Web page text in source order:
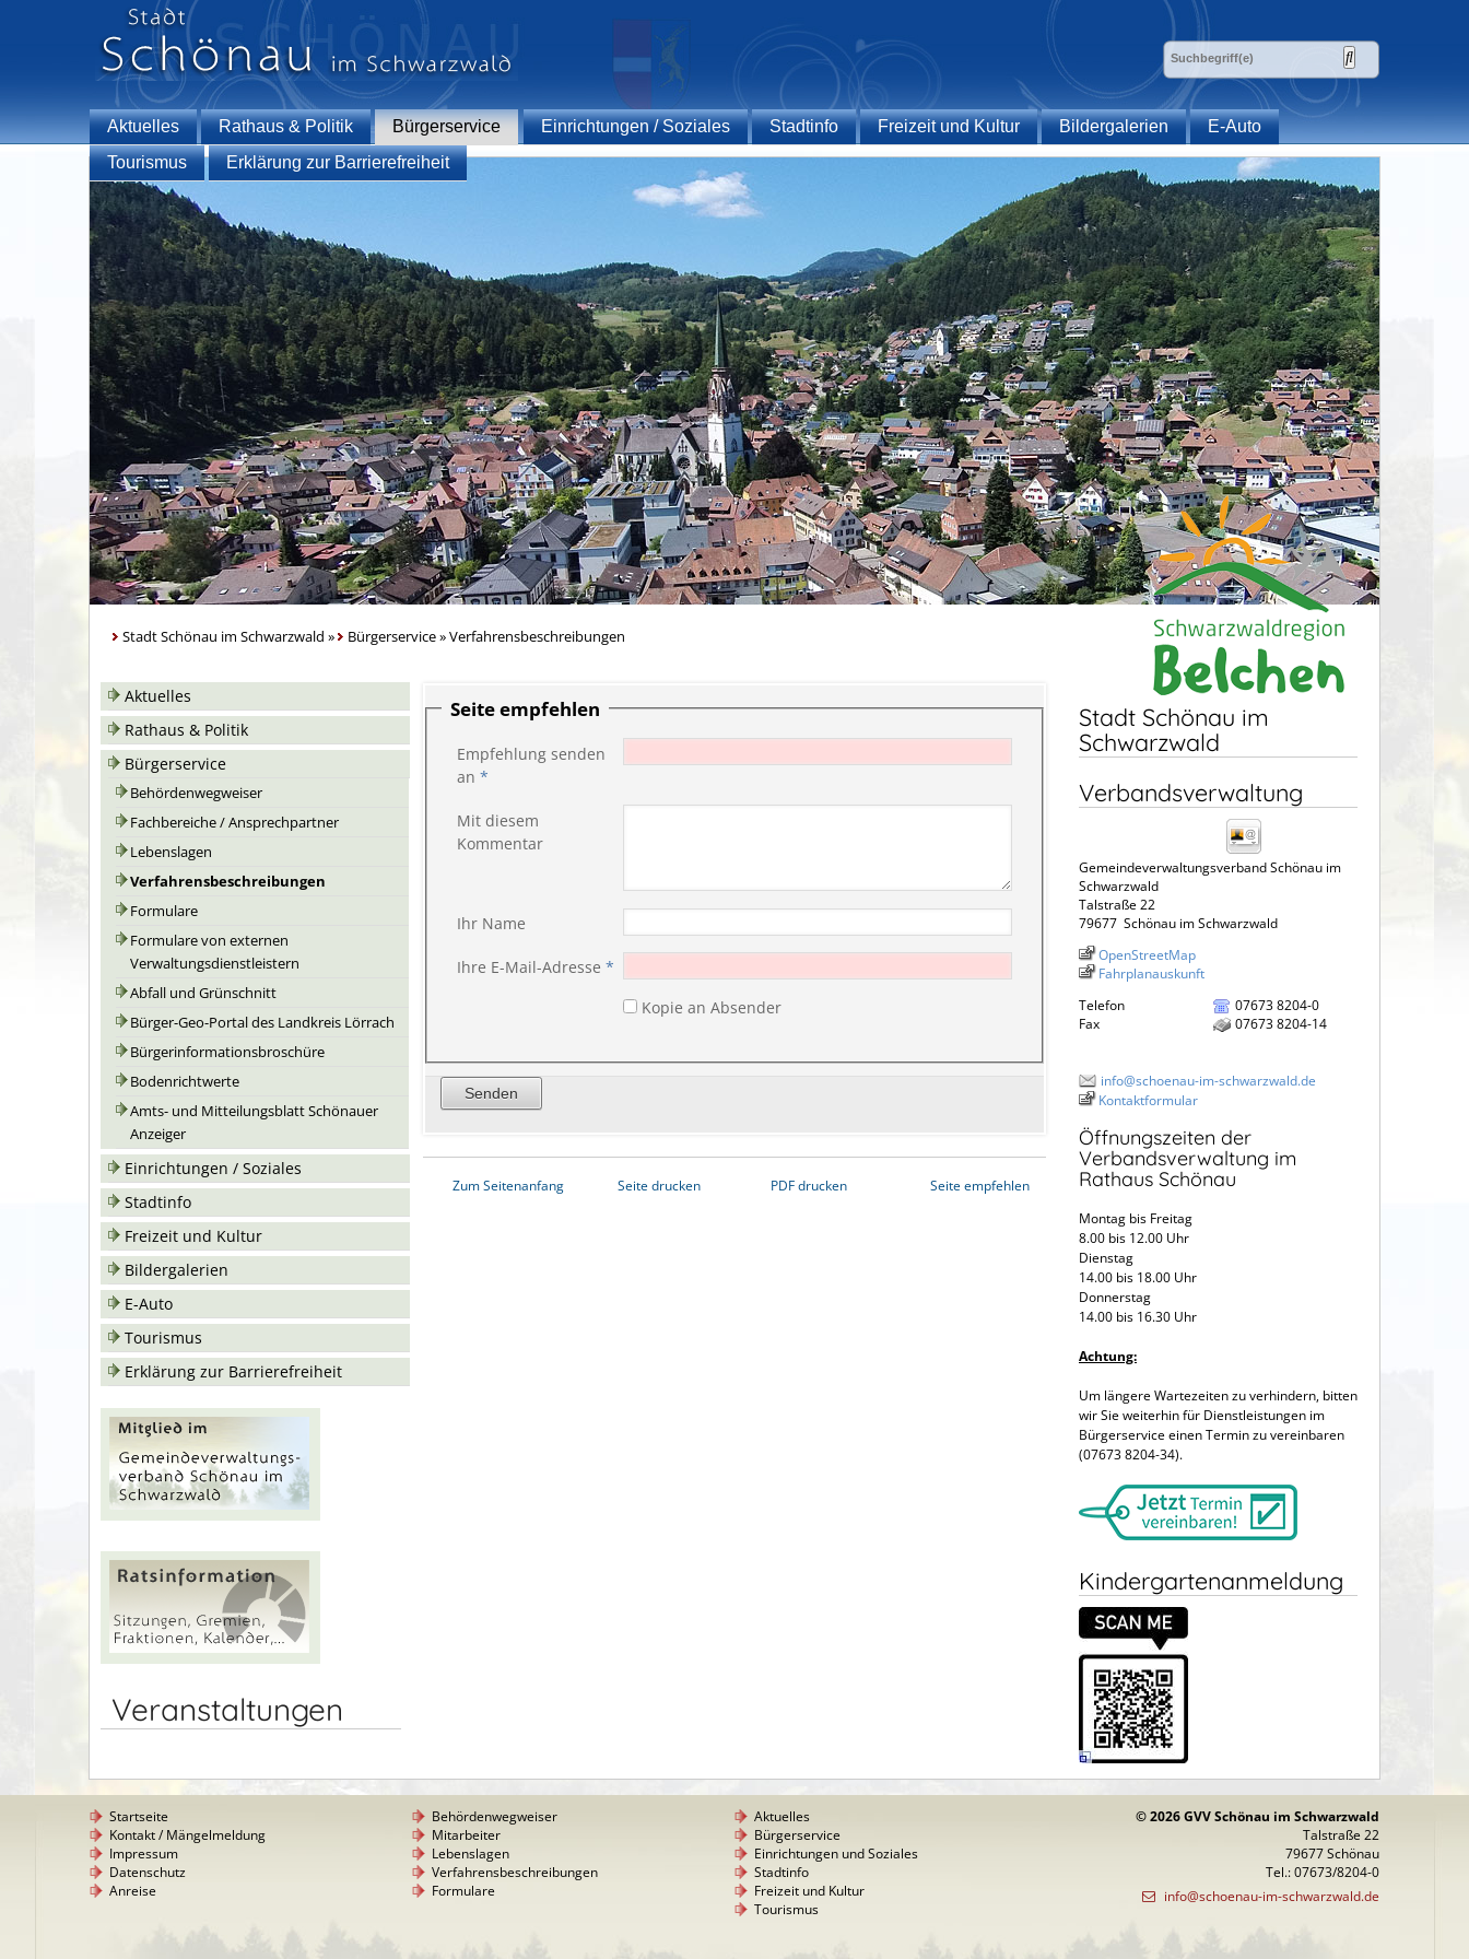
Aktuelles Rathaus & Politik Bürgerservice Einrichtungen / Soziales Stadtinfo Freizeit und Kultur Bildergalerien
E-Auto
Tourismus
Erklärung zur Barrierefreiheit
Stadt Schönau im Schwarzwald » Bürgerservice»Verfahrensbeschreibungen
Aktuelles
Rathaus & Politik
Bürgerservice
Behördenwegweiser
Fachbereiche / Ansprechpartner
Lebenslagen
Verfahrensbeschreibungen
Formulare
Formulare von externen
Verwaltungsdienstleistern
Abfall und Grünschnitt
Bürger-Geo-Portal des Landkreis Lörrach
Bürgerinformationsbroschüre
Bodenrichtwerte
Amts- und Mitteilungsblatt Schönauer
Anzeiger
Einrichtungen / Soziales
Stadtinfo
Freizeit und Kultur
Bildergalerien
E-Auto
Tourismus
Erklärung zur Barrierefreiheit
Veranstaltungen
Seite empfehlen
Empfehlung senden
an *
Mit diesem
Kommentar
Ihr Name
Ihre E-Mail-Adresse *
Kopie an Absender
Zum Seitenanfang Seite drucken PDF drucken Seite empfehlen
Stadt Schönau im
Schwarzwald
Verbandsverwaltung
Gemeindeverwaltungsverband Schönau im
Schwarzwald
Talstraße 22
79677 Schönau im Schwarzwald
OpenStreetMap
Fahrplanauskunft
Telefon
07673 8204-0
Fax
07673 8204-14
info@schoenau-im-schwarzwald.de
Kontaktformular
Öffnungszeiten der
Verbandsverwaltung im
Rathaus Schönau
Montag bis Freitag
8.00 bis 12.00 Uhr
Dienstag
14.00 bis 18.00 Uhr
Donnerstag
14.00 bis 16.30 Uhr
Achtung:
Um längere Wartezeiten zu verhindern, bitten
wir Sie weiterhin für Dienstleistungen im
Bürgerservice einen Termin zu vereinbaren
(07673 8204-34).
Kindergartenanmeldung
Startseite
Kontakt / Mängelmeldung
Impressum
Datenschutz
Anreise
Behördenwegweiser
Mitarbeiter
Lebenslagen
Verfahrensbeschreibungen
Formulare
Aktuelles
Bürgerservice
Einrichtungen und Soziales
Stadtinfo
Freizeit und Kultur
Tourismus
© 2026 GVV Schönau im Schwarzwald
Talstraße 22
79677 Schönau
Tel.: 07673/8204-0
info@schoenau-im-schwarzwald.de